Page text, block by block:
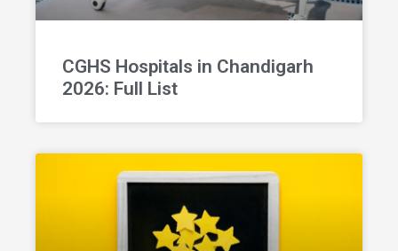
CGHS Hospitals in Chandigarh
2026: Full List